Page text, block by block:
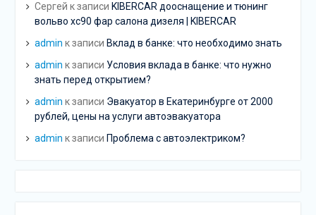
Сергей к записи KIBERCAR дооснащение и тюнинг
вольво хс90 фар салона дизеля | KIBERCAR
admin к записи Вклад в банке: что необходимо знать
admin к записи Условия вклада в банке: что нужно
знать перед открытием?
admin к записи Эвакуатор в Екатеринбурге от 2000
рублей, цены на услуги автоэвакуатора
admin к записи Проблема с автоэлектриком?